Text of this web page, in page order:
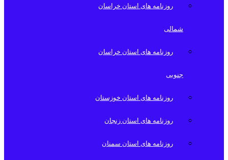
روزنامه های استان خراسان
شمالی
روزنامه های استان خراسان
جنوبی
روزنامه های استان خوزستان
روزنامه های استان زنجان
روزنامه های استان سمنان